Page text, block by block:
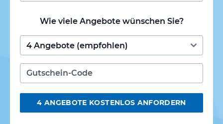
Wie viele Angebote wünschen Sie?
4 ANGEBOTE KOSTENLOS ANFORDERN